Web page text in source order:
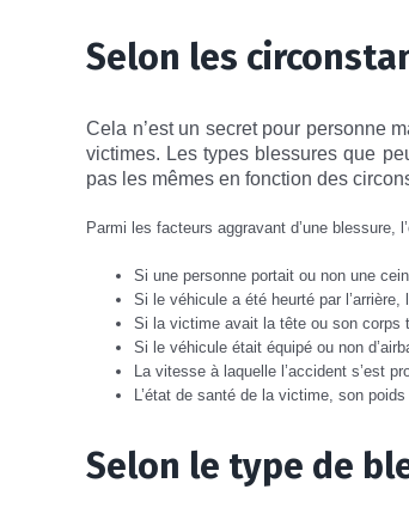
Selon les
Cela n’est un secret pour personne
victimes. Les types blessures que
pas les mêmes en fonction des
Parmi les facteurs aggravant d’une
Si une personne portait ou non une
Si le véhicule a été heurté par l’arrière,
Si la victime avait la tête ou son corps
Si le véhicule était équipé ou non
La vitesse à laquelle l’accident s’est
L’état de santé de la victime, son
Selon le type de